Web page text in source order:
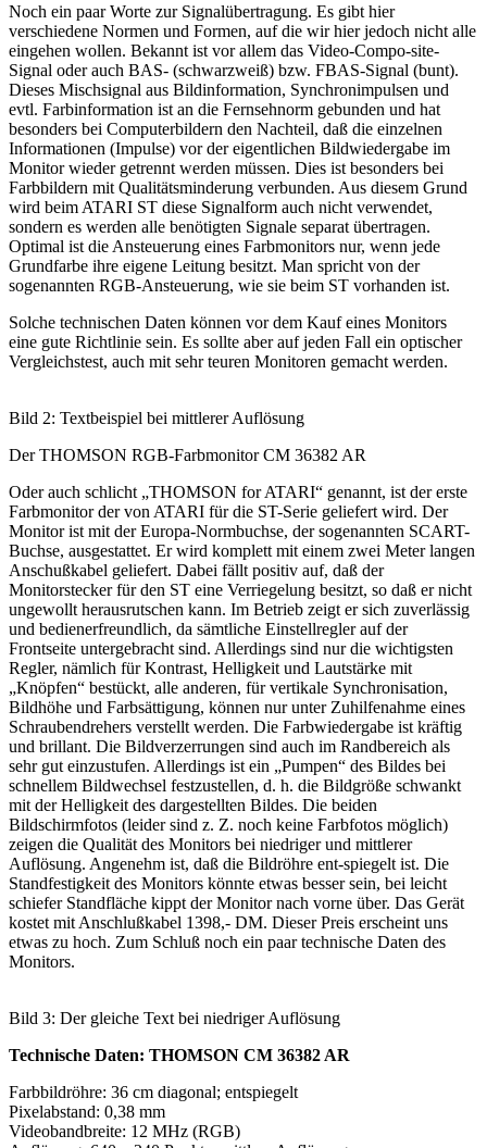
Noch ein paar Worte zur Signalübertragung. Es gibt hier
verschiedene Normen und Formen, auf die wir hier jedoch nicht alle
eingehen wollen. Bekannt ist vor allem das Video-Compo-site-
Signal oder auch BAS- (schwarzweiß) bzw. FBAS-Signal (bunt).
Dieses Mischsignal aus Bildinformation, Synchronimpulsen und
evtl. Farbinformation ist an die Fernsehnorm gebunden und hat
besonders bei Computerbildern den Nachteil, daß die einzelnen
Informationen (Impulse) vor der eigentlichen Bildwiedergabe im
Monitor wieder getrennt werden müssen. Dies ist besonders bei
Farbbildern mit Qualitätsminderung verbunden. Aus diesem Grund
wird beim ATARI ST diese Signalform auch nicht verwendet,
sondern es werden alle benötigten Signale separat übertragen.
Optimal ist die Ansteuerung eines Farbmonitors nur, wenn jede
Grundfarbe ihre eigene Leitung besitzt. Man spricht von der
sogenannten RGB-Ansteuerung, wie sie beim ST vorhanden ist.
Solche technischen Daten können vor dem Kauf eines Monitors
eine gute Richtlinie sein. Es sollte aber auf jeden Fall ein optischer
Vergleichstest, auch mit sehr teuren Monitoren gemacht werden.
Bild 2: Textbeispiel bei mittlerer Auflösung
Der THOMSON RGB-Farbmonitor CM 36382 AR
Oder auch schlicht „THOMSON for ATARI“ genannt, ist der erste
Farbmonitor der von ATARI für die ST-Serie geliefert wird. Der
Monitor ist mit der Europa-Normbuchse, der sogenannten SCART-
Buchse, ausgestattet. Er wird komplett mit einem zwei Meter langen
Anschußkabel geliefert. Dabei fällt positiv auf, daß der
Monitorstecker für den ST eine Verriegelung besitzt, so daß er nicht
ungewollt herausrutschen kann. Im Betrieb zeigt er sich zuverlässig
und bedienerfreundlich, da sämtliche Einstellregler auf der
Frontseite untergebracht sind. Allerdings sind nur die wichtigsten
Regler, nämlich für Kontrast, Helligkeit und Lautstärke mit
„Knöpfen“ bestückt, alle anderen, für vertikale Synchronisation,
Bildhöhe und Farbsättigung, können nur unter Zuhilfenahme eines
Schraubendrehers verstellt werden. Die Farbwiedergabe ist kräftig
und brillant. Die Bildverzerrungen sind auch im Randbereich als
sehr gut einzustufen. Allerdings ist ein „Pumpen“ des Bildes bei
schnellem Bildwechsel festzustellen, d. h. die Bildgröße schwankt
mit der Helligkeit des dargestellten Bildes. Die beiden
Bildschirmfotos (leider sind z. Z. noch keine Farbfotos möglich)
zeigen die Qualität des Monitors bei niedriger und mittlerer
Auflösung. Angenehm ist, daß die Bildröhre ent-spiegelt ist. Die
Standfestigkeit des Monitors könnte etwas besser sein, bei leicht
schiefer Standfläche kippt der Monitor nach vorne über. Das Gerät
kostet mit Anschlußkabel 1398,- DM. Dieser Preis erscheint uns
etwas zu hoch. Zum Schluß noch ein paar technische Daten des
Monitors.
Bild 3: Der gleiche Text bei niedriger Auflösung
Technische Daten: THOMSON CM 36382 AR
Farbbildröhre: 36 cm diagonal; entspiegelt
Pixelabstand: 0,38 mm
Videobandbreite: 12 MHz (RGB)